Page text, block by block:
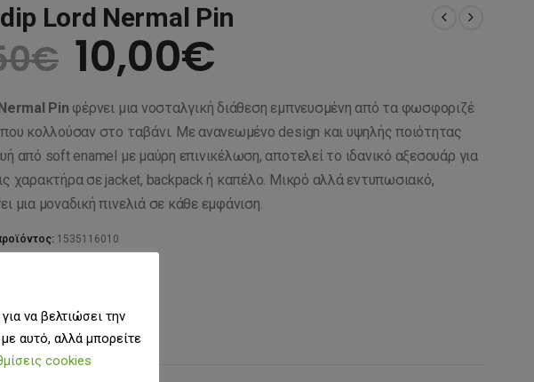
Lord Nermal Pin
€ Original
price
was:
12,50€.
10,00€
τρέχουσα
τιμή
είναι:
10,00€.
Pin φέρνει μια νοσταλγική διάθεση εμπνευσμένη από τα φωσφοριζέ
κολλούσαν στο ταβάνι. Με ανανεωμένο design και υψηλής ποιότητας
από soft enamel με μαύρη επινικέλωση, αποτελεί το ιδανικό αξεσουάρ για
χαρακτήρα σε jacket, backpack ή καπέλο. Μικρό αλλά εντυπωσιακό,
μια μοναδική πινελιά σε κάθε εμφάνιση.
1535116010
να βελτιώσει την
αυτό, αλλά μπορείτε
cookies